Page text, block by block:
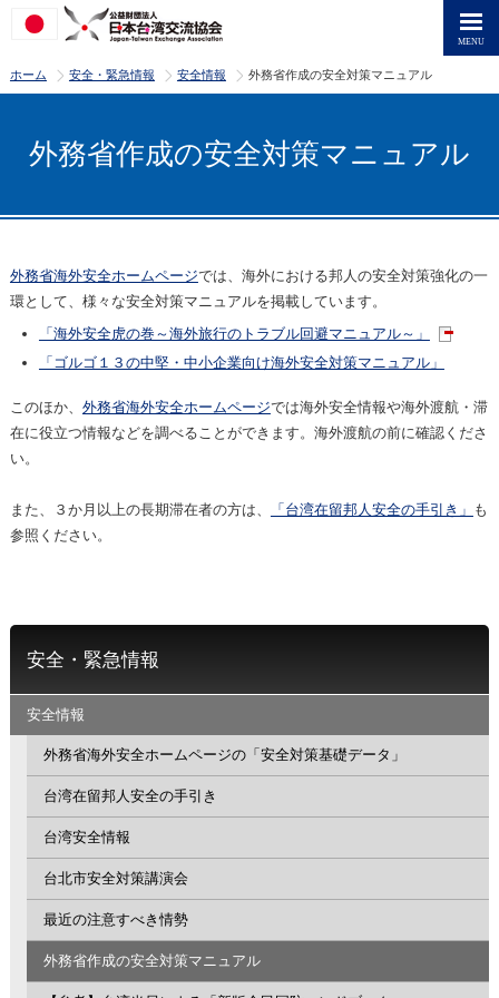
ホーム >
安全・緊急情報 >
安全情報 >
外務省作成の安全対策マニュアル
外務省作成の安全対策マニュアル
外務省海外安全ホームページでは、海外における邦人の安全対策強化の一
環として、様々な安全対策マニュアルを掲載しています。
「海外安全虎の巻～海外旅行のトラブル回避マニュアル～」
「ゴルゴ１３の中堅・中小企業向け海外安全対策マニュアル」
このほか、 外務省海外安全ホームページでは海外安全情報や海外渡航・滞
在に役立つ情報などを調べることができます。海外渡航の前に確認くださ
い。
また、３か月以上の長期滞在者の方は、 「台湾在留邦人安全の手引き」 も
参照ください。
安全・緊急情報
安全情報
外務省海外安全ホームページの「安全対策基礎データ」
台湾在留邦人安全の手引き
台湾安全情報
台北市安全対策講演会
最近の注意すべき情勢
外務省作成の安全対策マニュアル